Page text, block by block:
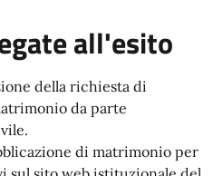
all'esito
della richiesta di
da parte
di matrimonio per